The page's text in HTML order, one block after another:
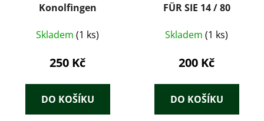
Konolfingen
Skladem (1 ks)
250 Kč
DO KOŠÍKU
FÜR SIE 14 / 80
Skladem (1 ks)
200 Kč
DO KOŠÍKU